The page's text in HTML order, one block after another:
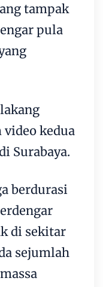
tampak
pula
video kedua
Surabaya.
berdurasi
di sekitar
sejumlah